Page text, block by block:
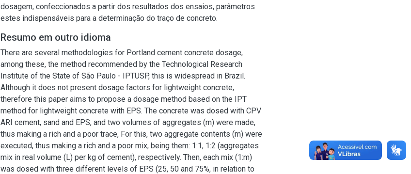
dosagem, confeccionados a partir dos resultados dos ensaios, parâmetros
estes indispensáveis para a determinação do traço de concreto.
Resumo em outro idioma
There are several methodologies for Portland cement concrete dosage,
among these, the method recommended by the Technological Research
Institute of the State of São Paulo - IPTUSP, this is widespread in Brazil.
Although it does not present dosage factors for lightweight concrete,
therefore this paper aims to propose a dosage method based on the IPT
method for lightweight concrete with EPS. The concrete was dosed with CPV
ARI cement, sand and EPS, and two volumes of aggregates (m) were made,
thus making a rich and a poor trace, For this, two aggregate contents (m) were
executed, thus making a rich and a poor mix, being them: 1:1, 1:2 (aggregates
mix in real volume (L) per kg of cement), respectively. Then, each mix (1:m)
was dosed with three different levels of EPS (25, 50 and 75%, in relation to